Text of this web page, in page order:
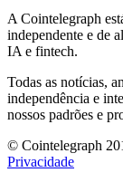
A Cointelegraph
independente e de
IA e fintech.
Todas as notícias,
independência e
nossos padrões e
© Cointelegraph
Privacidade